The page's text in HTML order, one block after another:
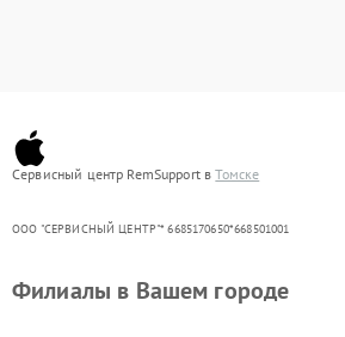
Сервисный центр RemSupport вТомске
ООО "СЕРВИСНЫЙ ЦЕНТР"* 6685170650*668501001
Филиалы в Вашем городе